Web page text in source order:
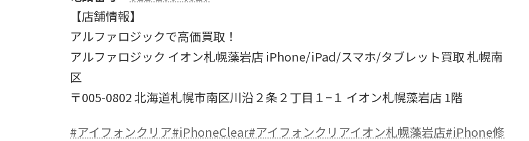
【店舗情報】
アルファロジックで高価買取！
アルファロジック イオン札幌藻岩店 iPhone/iPad/スマホ/タブレット買取 札幌南
区
〒005-0802 北海道札幌市南区川沿２条２丁目１−１ イオン札幌藻岩店 1階
#アイフォンクリア#iPhoneClear#アイフォンクリアイオン札幌藻岩店#iPhone修